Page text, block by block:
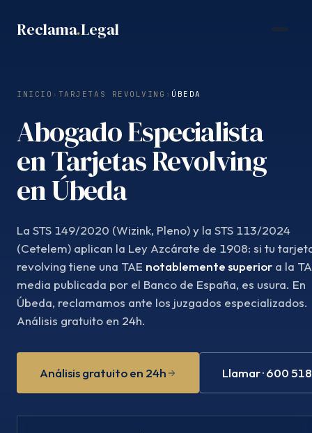
Reclama.Legal
INICIO › TARJETAS REVOLVING › ÚBEDA
Abogado Especialista
en Tarjetas Revolving
en Úbeda
La STS 149/2020 (Wizink, Pleno) y la STS 113/2024
(Cetelem) aplican la Ley Azcárate de 1908: si tu
revolving tiene una TAE notablemente superior a la
media publicada por el Banco de España, es usura. En
Úbeda, reclamamos ante los juzgados especializados.
Análisis gratuito en 24h.
Análisis gratuito en 24h Llamar · 600